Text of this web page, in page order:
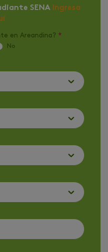
SENA Ingresa
en Areandina? *
No